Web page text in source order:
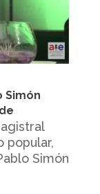
Simón
popular,
Simón